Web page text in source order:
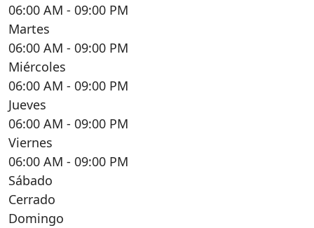
06:00 AM - 09:00 PM
Martes
06:00 AM - 09:00 PM
Miércoles
06:00 AM - 09:00 PM
Jueves
06:00 AM - 09:00 PM
Viernes
06:00 AM - 09:00 PM
Sábado
Cerrado
Domingo